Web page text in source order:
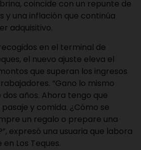
coincide con un repunte de
y una inflación que continúa
adquisitivo.
en el terminal de
el nuevo ajuste eleva el
que superan los ingresos
“Gano lo mismo
años. Ahora tengo que
y comida. ¿Cómo se
un regalo o prepare una
expresó una usuaria que labora
Los Teques.